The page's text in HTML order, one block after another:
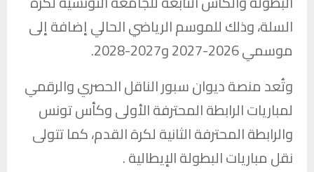
السلة، وذلك للموسم الرياضي الحالي إضافة إلى
موسمي 2026-2027 و2027-2028.
وتُعد منصة ديوان سبور الناقل الحصري والرقمي
لمباريات الرابطة المحترفة الأولى وكأس تونس
والرابطة المحترفة الثانية لكرة القدم، كما تتولى
نقل مباريات البطولة الإيطالية .